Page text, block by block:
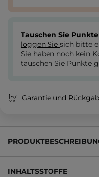
Tauschen Sie
loggen Sie sich bitte
Sie haben noch kein
tauschen Sie Punkte
Garantie und
INHALTSSTOFFE